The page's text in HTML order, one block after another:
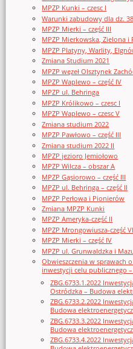
MPZP Kunki – czesc I
Warunki zabudowy dla dz.
MPZP Mierki – część III
MPZP Mierkowska, Zielona i
MPZP Platyny, Warlity,
Zmiana Studium 2021
MPZP węzeł Olsztynek
MPZP Waplewo – część IV
MPZP ul. Behringa
MPZP Królikowo – czesc I
MPZP Waplewo – czesc V
Zmiana studium 2022
MPZP Pawłowo – część III
Zmiana studium 2022 II
MPZP jezioro Jemiołowo
MPZP Wilcza – obszar A
MPZP Gąsiorowo – część III
MPZP ul. Behringa – część II
MPZP Perłowa i Pionierów
Zmiana MPZP Kunki
MPZP Ameryka-część II
MPZP Mrongowiusza-część VI
MPZP Mierki – część IV
MPZP ul. Grunwaldzka i
Obwieszczenia w sprawach
inwestycji celu publicznego
ZBG.6733.1.2022
Ostródzka – Budowa
ZBG.6733.2.2022
Budowa
ZBG.6733.3.2022
Budowa
ZBG.6733.4.2022